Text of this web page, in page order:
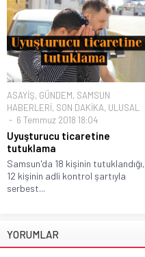
ASAYİŞ, GÜNDEM, SAMSUN
HABERLERİ, SON DAKİKA, ULUSAL
6 Temmuz 2018 18:04
Uyuşturucu ticaretine
tutuklama
Samsun'da 18 kişinin tutuklandığı,
12 kişinin adli kontrol şartıyla
serbest...
YORUMLAR